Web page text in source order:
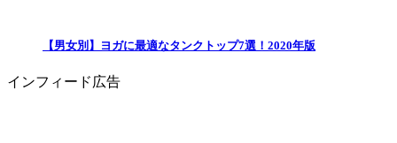
【男女別】ヨガに最適なタンクトップ7選！2020年版
インフィード広告